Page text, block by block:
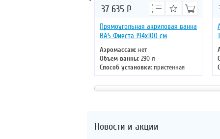
Прямоугольная акриловая ванна
BAS Фиеста 194х100 см
Аэромассаж: нет
Объем ванны: 290 л
Способ установки: пристенная
Хромотерапия: нет
Длина: 194 см
Ширина: 100 см
37 635 Р
Новости и акции